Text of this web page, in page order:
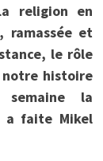
religion en
ramassée et
le rôle
histoire
semaine la
a faite Mikel